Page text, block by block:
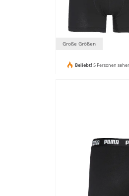
Große Größen
Beliebt! 5 Personen